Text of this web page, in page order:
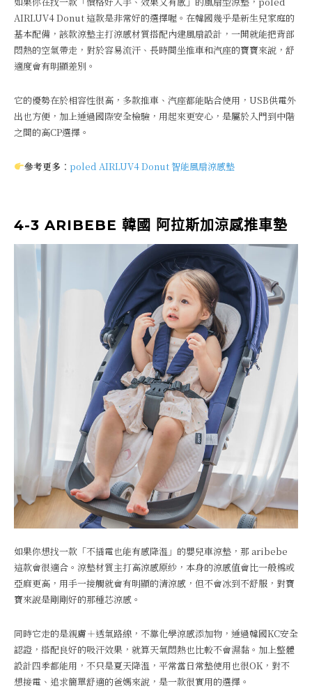
AIRLUV4 Donut 這款是非常好的選擇喔。在韓國幾乎是新生兒家庭的
基本配備，該款涼墊主打涼感材質搭配內建風扇設計，一開就能把背部
悶熱的空氣帶走，對於容易流汗、長時間坐推車和汽座的寶寶來說，舒
適度會有明顯差別。
它的優勢在於相容性很高，多款推車、汽座都能貼合使用，USB供電外
出也方便，加上通過國際安全檢驗，用起來更安心，是屬於入門到中階
之間的高CP選擇。
參考更多 ： poled AIRLUV4 Donut 智能風扇涼感墊
4-3 ARIBEBE 韓國 阿拉斯加涼感推車墊
如果你想找一款「不插電也能有感降溫」的嬰兒車涼墊，那 aribebe
這款會很適合。涼墊材質主打高涼感原紗，本身的涼感值會比一般棉或
亞麻更高，用手一接觸就會有明顯的清涼感，但不會冰到不舒服，對寶
寶來說是剛剛好的那種芯涼感。
同時它走的是親膚＋透氣路線，不靠化學涼感添加物，通過韓國KC安全
認證，搭配良好的吸汗效果，就算天氣悶熱也比較不會濕黏。加上整體
設計四季都能用，不只是夏天降溫，平常當日常墊使用也很OK，對不
想接電、追求簡單舒適的爸媽來說，是一款很實用的選擇。